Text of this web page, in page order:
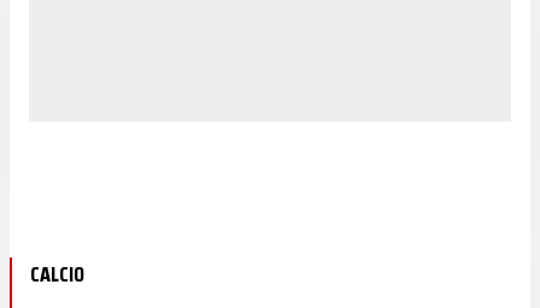
CALCIO